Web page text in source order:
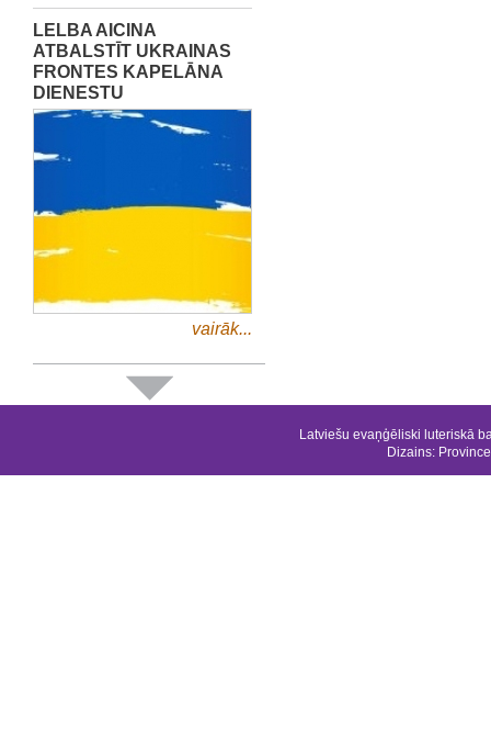
LELBA AICINA
ATBALSTĪT UKRAINAS
FRONTES KAPELĀNA
DIENESTU
vairāk...
Latviešu evaņģēliski luteriskā
Dizains: